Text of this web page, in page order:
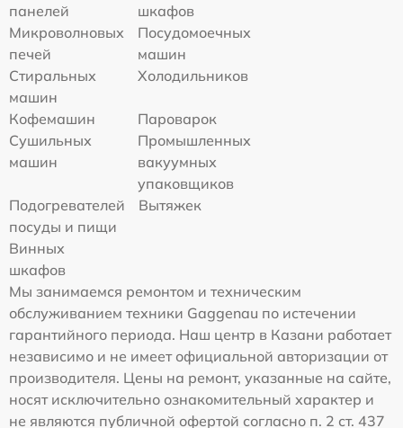
панелей
шкафов
Микроволновых
печей
Посудомоечных
машин
Стиральных
машин
Холодильников
Кофемашин
Пароварок
Сушильных
машин
Промышленных
вакуумных
упаковщиков
Подогревателей
посуды и пищи
Вытяжек
Винных
шкафов
Мы занимаемся ремонтом и техническим
обслуживанием техники Gaggenau по истечении
гарантийного периода. Наш центр в Казани работает
независимо и не имеет официальной авторизации от
производителя. Цены на ремонт, указанные на сайте,
носят исключительно ознакомительный характер и
не являются публичной офертой согласно п. 2 ст. 437